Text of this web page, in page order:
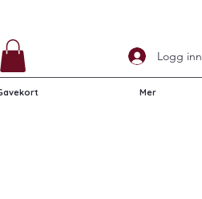
Logg inn
Mer